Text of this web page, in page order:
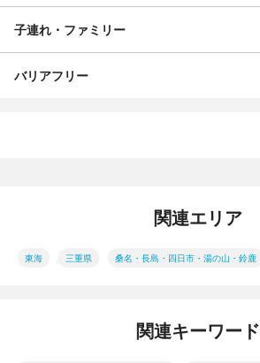
子連れ・ファミリー
バリアフリー
関連エリア
東海 三重県 桑名・長島・四日市・湯の山・鈴鹿
関連キーワード